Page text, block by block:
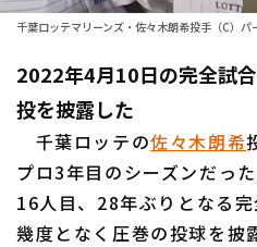
ファーム東地区
ファーム中地区
ファーム西地区
交流戦
北海道日本ハムファイ
東北楽天ゴールデン
埼玉西武ライオンズ
千葉ロッテマリーンズ
設定
千葉ロッテマリーンズ・佐々木朗希投手（C）
2022年4月10日の完全試
投を披露した
千葉ロッテの佐々木朗希
プロ3年目のシーズンだっ
16人目、28年ぶりとなる完
幾度となく圧巻の投球を披